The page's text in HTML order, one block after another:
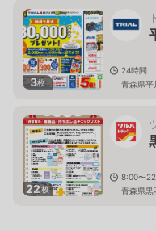
3枚
24時間
青森県平
22枚
8:00〜
青森県